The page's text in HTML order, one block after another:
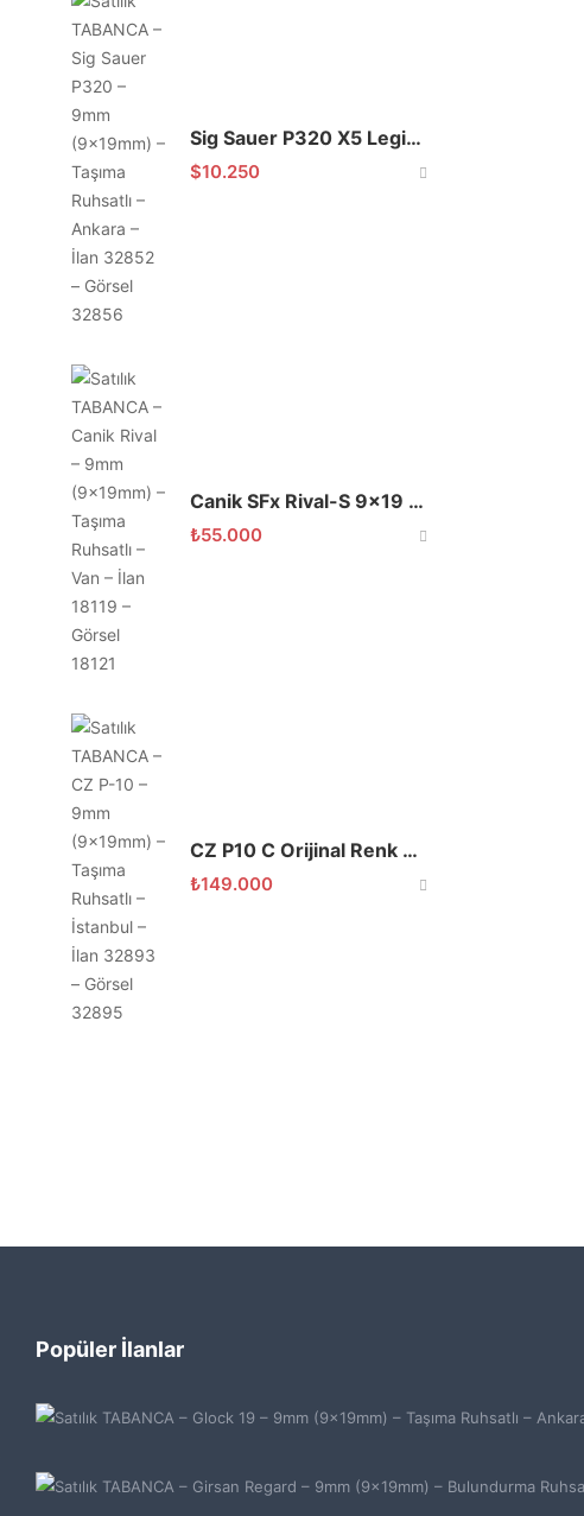
Sig Sauer P320 X5 Legion Sıfır
$10.250
Canik SFx Rival-S 9×19 MO3 Red Dotlu
₺55.000
CZ P10 C Orijinal Renk 2022 Model
₺149.000
Popüler İlanlar